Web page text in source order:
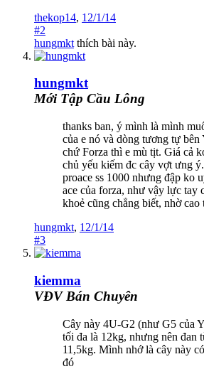
thekop14, 12/1/14
#2
hungmkt thích bài này.
hungmkt
Mới Tập Cầu Lông
thanks ban, ý mình là mình
của e nó và dòng tương tự bên
chứ Forza thì e mù tịt. Giá cả
chủ yếu kiếm đc cây vợt ưng
proace ss 1000 nhưng đập ko
ace của forza, như vậy lực tay
khoẻ cũng chẳng biết, nhờ cao
hungmkt, 12/1/14
#3
kiemma
VĐV Bán Chuyên
Cây này 4U-G2 (như G5 của
tối đa là 12kg, nhưng nên đan
11,5kg. Mình nhớ là cây này
đó